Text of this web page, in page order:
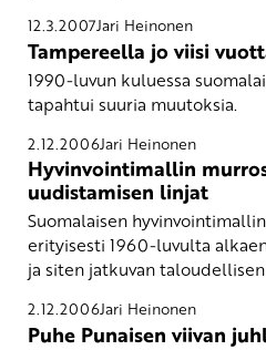
12.3.2007Jari Heinonen
Tampereella jo viisi
1990-luvun kuluessa
tapahtui suuria muutoksia.
2.12.2006Jari Heinonen
Hyvinvointimallin
uudistamisen linjat
Suomalaisen
erityisesti 1960-luvulta
ja siten jatkuvan taloudellisen
2.12.2006Jari Heinonen
Puhe Punaisen viivan